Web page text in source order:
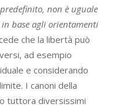
non è uguale
base agli orientamenti
che la libertà può
ad esempio
e considerando
I canoni della
tuttora diversissimi